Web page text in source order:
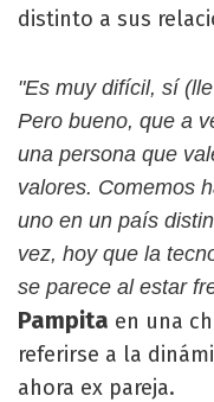
distinto a sus
"Es muy difícil, sí
Pero bueno, que a
una persona que
valores. Comemos
uno en un país
vez, hoy que la
se parece al estar
Pampita en una
referirse a la
ahora ex pareja.